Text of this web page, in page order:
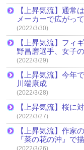
【上昇気流】通常
メーカーで広がっ
(2022/3/30)
【上昇気流】フィ
野昌磨選手、女子
(2022/3/29)
【上昇気流】今年
川端康成
(2022/3/28)
【上昇気流】桜に
(2022/3/27)
【上昇気流】作家
『菜の花の沖』で
(2022/3/26)